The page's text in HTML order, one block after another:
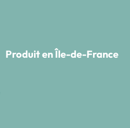
Produit en Île-de-France